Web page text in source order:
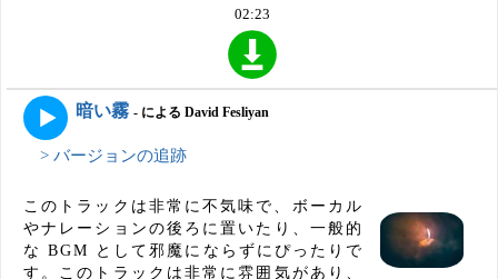
02:23
暗い霧 - による David Fesliyan
> バージョンの追跡
このトラックは非常に不気味で、ボーカル
やナレーションの後ろに置いたり、一般的
な BGM として邪魔にならずにぴったりで
す。このトラックは非常に雰囲気があり、